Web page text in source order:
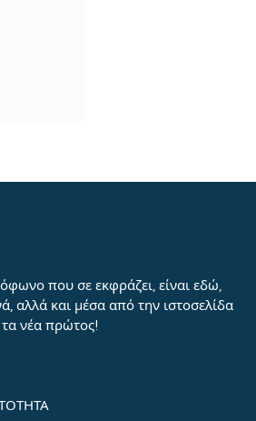
που σε εκφράζει, είναι εδώ,
αλλά και μέσα από την ιστοσελίδα
τα νέα πρώτος!